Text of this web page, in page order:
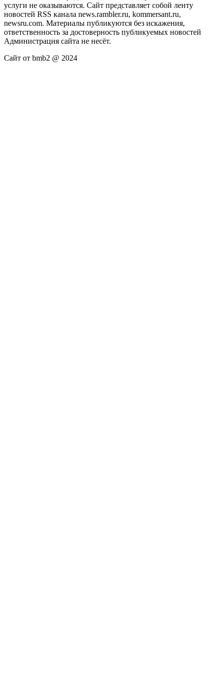
услуги не оказываются. Сайт представляет собой ленту
новостей RSS канала news.rambler.ru, kommersant.ru,
newsru.com. Материалы публикуются без искажения,
ответственность за достоверность публикуемых новостей
Администрация сайта не несёт.
Сайт от bmb2 @ 2024